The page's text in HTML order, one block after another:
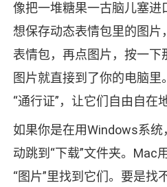
像把一堆糖果一古脑儿塞进
想保存动态表情包里的图片
表情包，再点图片，按一下
图片就直接到了你的电脑
“通行证”，让它们自由自在
如果你是在用Windows系
动跳到“下载”文件夹。Mac
“图片”里找到它们。要是找